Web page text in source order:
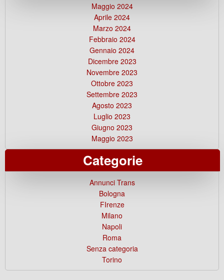
Maggio 2024
Aprile 2024
Marzo 2024
Febbraio 2024
Gennaio 2024
Dicembre 2023
Novembre 2023
Ottobre 2023
Settembre 2023
Agosto 2023
Luglio 2023
Giugno 2023
Maggio 2023
Categorie
Annunci Trans
Bologna
FIrenze
Milano
Napoli
Roma
Senza categoria
Torino